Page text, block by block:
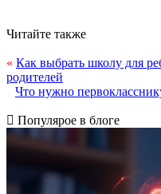
Читайте также
« Как выбрать школу для
родителей
Что нужно
Популярое в блоге